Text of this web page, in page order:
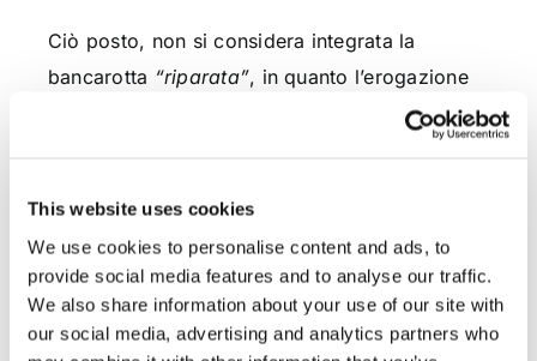
This website uses cookies
We use cookies to personalise content and ads, to
provide social media features and to analyse our traffic.
We also share information about your use of our site with
our social media, advertising and analytics partners who
Ciò posto, non si considera integrata la
bancarotta “riparata”, in quanto l’erogazione
di un finanziamento non determina una
stesso, a causa dell’assunzione
dell’obbligazione che dovrà, dunque, di
seguito essere soddisfatta.